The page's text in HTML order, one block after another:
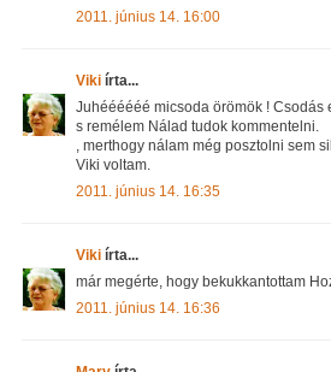
2011. június 14. 16:00
Viki írta...
Juhéééééé micsoda örömök ! Csodás
s remélem Nálad tudok kommentelni.
, merthogy nálam még posztolni sem
Viki voltam.
2011. június 14. 16:35
Viki írta...
már megérte, hogy bekukkantottam
2011. június 14. 16:36